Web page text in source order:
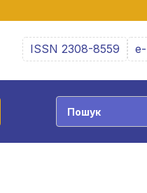
ISSN 2308-8559